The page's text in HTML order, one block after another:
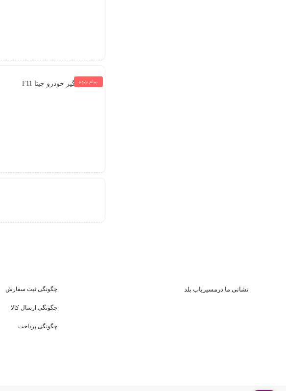
تمام شده
نشانی ما درمسیریاب بلد چگونگی ثبت سفارش
چگونگی ارسال کالا
چگونگی پرداخت